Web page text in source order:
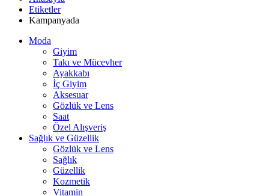
Etiketler
Kampanyada
Moda
Giyim
Takı ve Mücevher
Ayakkabı
İç Giyim
Aksesuar
Gözlük ve Lens
Saat
Özel Alışveriş
Sağlık ve Güzellik
Gözlük ve Lens
Sağlık
Güzellik
Kozmetik
Vitamin